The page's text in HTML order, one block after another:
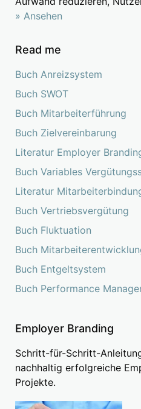
» Ansehen
Read me
Buch Anreizsystem
Buch SWOT
Buch Mitarbeiterführung
Buch Zielvereinbarung
Literatur Employer
Buch Variables
Literatur
Buch Vertriebsvergütung
Buch Fluktuation
Buch
Buch Entgeltsystem
Buch Performance
Employer Branding
Schritt-für-Schritt-
nachhaltig erfolgreiche
Projekte.